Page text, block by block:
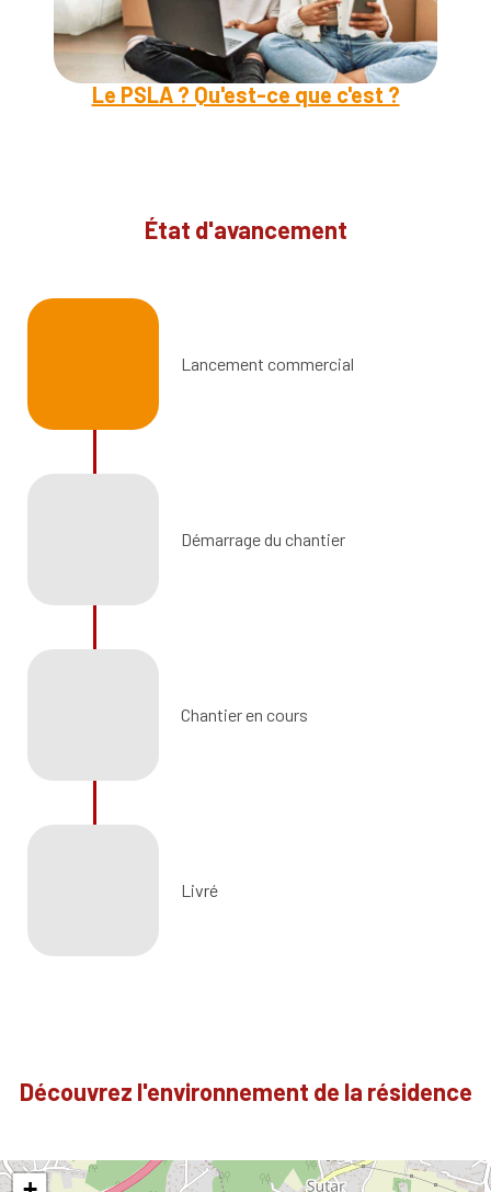
Le PSLA ? Qu'est-ce que c'est ?
État d'avancement
Lancement commercial
Démarrage du chantier
Chantier en cours
Livré
Découvrez l'environnement de la résidence